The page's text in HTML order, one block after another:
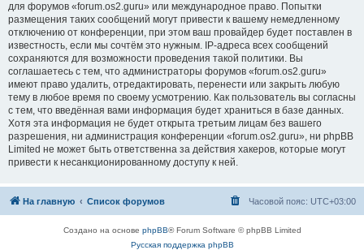
для форумов «forum.os2.guru» или международное право. Попытки
размещения таких сообщений могут привести к вашему немедленному
отключению от конференции, при этом ваш провайдер будет поставлен в
известность, если мы сочтём это нужным. IP-адреса всех сообщений
сохраняются для возможности проведения такой политики. Вы
соглашаетесь с тем, что администраторы форумов «forum.os2.guru»
имеют право удалить, отредактировать, перенести или закрыть любую
тему в любое время по своему усмотрению. Как пользователь вы согласны
с тем, что введённая вами информация будет храниться в базе данных.
Хотя эта информация не будет открыта третьим лицам без вашего
разрешения, ни администрация конференции «forum.os2.guru», ни phpBB
Limited не может быть ответственна за действия хакеров, которые могут
привести к несанкционированному доступу к ней.
На главную Список форумов Часовой пояс: UTC+03:00
Создано на основе phpBB® Forum Software © phpBB Limited
Русская поддержка phpBB